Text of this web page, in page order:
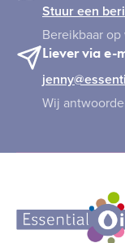
Stuur een
Bereikbaar
Liever via e-
Wij